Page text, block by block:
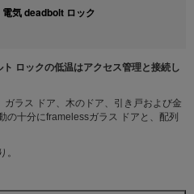
電気 deadbolt ロック
ロックの低温はアクセス管理と接続し
ラス ドア、木のドア、引き戸および金
の十分にframelessガラス ドアと、配列
。